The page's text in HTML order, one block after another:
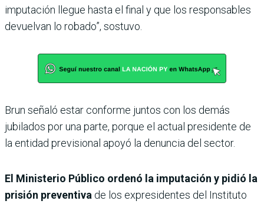
imputación llegue hasta el final y que los responsables
devuelvan lo robado”, sostuvo.
Brun señaló estar conforme juntos con los demás
jubilados por una parte, porque el actual presidente de
la entidad previsional apoyó la denuncia del sector.
El Ministerio Público ordenó la imputación y pidió la
prisión preventiva de los expresidentes del Instituto